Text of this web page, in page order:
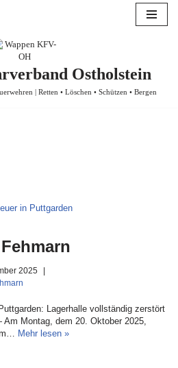
Ostholstein
| Retten • Löschen • Schützen • Bergen
in Puttgarden
2025
Lagerhalle vollständig zerstört
Montag, dem 20. Oktober 2025,
Mehr lesen »